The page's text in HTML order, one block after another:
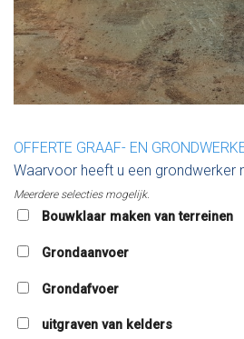
OFFERTE GRAAF- EN
Waarvoor heeft u een grondwerker
Meerdere selecties mogelijk.
Bouwklaar maken van terreinen
Grondaanvoer
Grondafvoer
uitgraven van kelders